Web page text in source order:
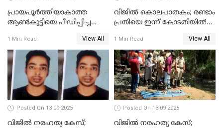
പ്രായപൂർത്തിയാകാത്ത
ആൺകുട്ടിയെ പീഡിപ്പിച്ച
അറസ്റ്റിൽ
1 Min Read View All
വിജിൽ കൊലപാതകം; രണ്ടാം
പ്രതിയെ ഇന്ന് കോടതിയിൽ
1 Min Read View All
Posted On 13-09-2025
വിജിൽ നരഹത്യ കേസ്;
Posted On 13-09-2025
വിജില്‍ നരഹത്യ കേസ്;